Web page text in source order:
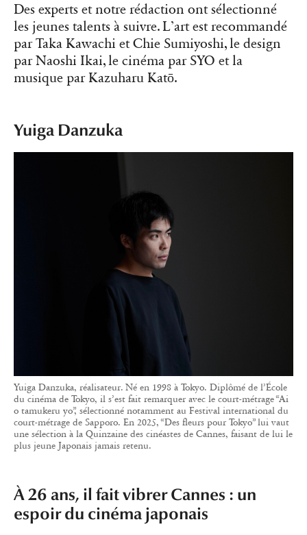
Des experts et notre rédaction ont sélectionné
les jeunes talents à suivre. L’art est recommandé
par Taka Kawachi et Chie Sumiyoshi, le design
par Naoshi Ikai, le cinéma par SYO et la
musique par Kazuharu Katō.
Yuiga Danzuka
Yuiga Danzuka, réalisateur. Né en 1998 à Tokyo. Diplômé de l’École
du cinéma de Tokyo, il s’est fait remarquer avec le court-métrage “Ai
o tamukeru yo”, sélectionné notamment au Festival international du
court-métrage de Sapporo. En 2025, “Des fleurs pour Tokyo” lui vaut
une sélection à la Quinzaine des cinéastes de Cannes, faisant de lui le
plus jeune Japonais jamais retenu.
À 26 ans, il fait vibrer Cannes : un
espoir du cinéma japonais